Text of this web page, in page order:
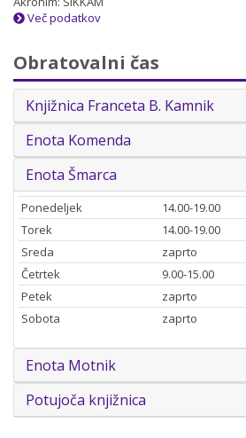
Več podatkov
Obratovalni čas
Knjižnica Franceta B. Kamnik
Enota Komenda
Enota Šmarca
Ponedeljek
14.00-19.00
Torek
14.00-19.00
Sreda
zaprto
Četrtek
9.00-15.00
Petek
zaprto
Sobota
zaprto
Enota Motnik
Potujoča knjižnica